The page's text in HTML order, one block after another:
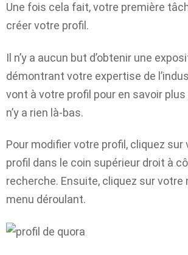
Une fois cela fait, votre première
créer votre profil.
Il n’y a aucun but d’obtenir une
démontrant votre expertise de
vont à votre profil pour en savoir plus
n’y a rien là-bas.
Pour modifier votre profil, cliquez sur
profil dans le coin supérieur droit à
recherche. Ensuite, cliquez sur votre
menu déroulant.